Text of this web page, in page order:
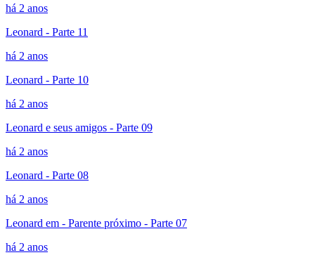
há 2 anos
Leonard - Parte 11
há 2 anos
Leonard - Parte 10
há 2 anos
Leonard e seus amigos - Parte 09
há 2 anos
Leonard - Parte 08
há 2 anos
Leonard em - Parente próximo - Parte 07
há 2 anos